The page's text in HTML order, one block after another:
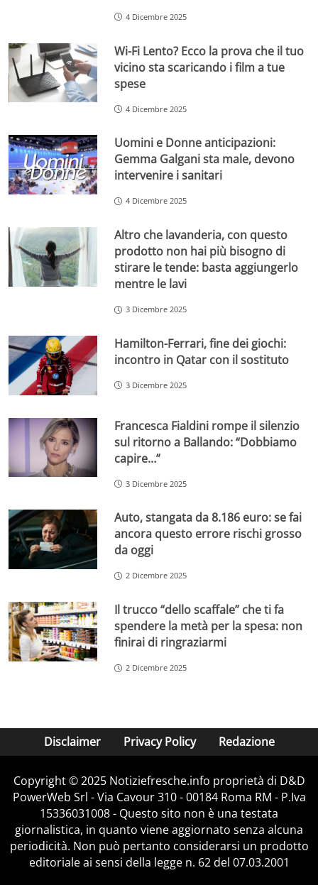
4 Dicembre 2025
Wi-Fi Lento? Ecco la prova che il tuo
vicino sta scaricando i film a tue
spese
4 Dicembre 2025
Uomini e Donne anticipazioni:
Gemma Galgani sta male, devono
intervenire i sanitari
4 Dicembre 2025
Altro che lavanderia, con questo
prodotto non hai più bisogno di
stirare le tende: basta aggiungerlo
mentre le lavi
3 Dicembre 2025
Hamilton-Ferrari, fine dei giochi:
incontro in Qatar con il sostituto
3 Dicembre 2025
Francesca Fialdini rompe il silenzio
sul ritorno a Ballando: “Dobbiamo
capire…”
3 Dicembre 2025
Auto, stangata da 8.186 euro: se fai
ancora questo errore rischi grosso
da oggi
2 Dicembre 2025
Il trucco “dello scaffale” che ti fa
spendere la metà per la spesa: non
finirai di ringraziarmi
2 Dicembre 2025
Disclaimer Privacy Policy Redazione
Copyright © 2025 Notiziefresche.info proprietà di D&D
PowerWeb Srl - Via Cavour 310 - 00184 Roma RM - P.Iva
15336031008 - Questo sito non è una testata
giornalistica, in quanto viene aggiornato senza alcuna
periodicità. Non può pertanto considerarsi un prodotto
editoriale ai sensi della legge n. 62 del 07.03.2001